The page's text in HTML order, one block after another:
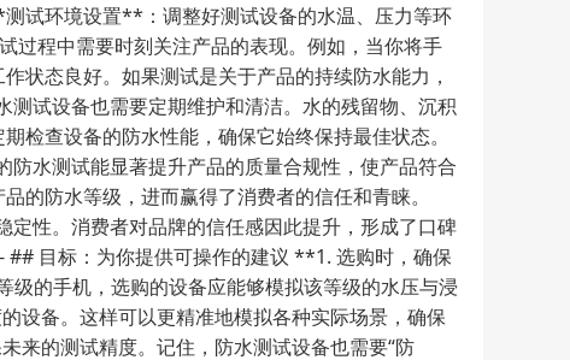
试环境设置**：调整好测试设备的水温、压力等环
过程中需要时刻关注产品的表现。例如，当你将手
状态良好。如果测试是关于产品的持续防水能力，
试设备也需要定期维护和清洁。水的残留物、沉积
检查设备的防水性能，确保它始终保持最佳状态。
水测试能显著提升产品的质量合规性，使产品符合
的防水等级，进而赢得了消费者的信任和青睐。
性。消费者对品牌的信任感因此提升，形成了口碑
## 目标：为你提供可操作的建议 **1. 选购时，确保
的手机，选购的设备应能够模拟该等级的水压与浸
设备。这样可以更精准地模拟各种实际场景，确保
来的测试精度。记住，防水测试设备也需要“防